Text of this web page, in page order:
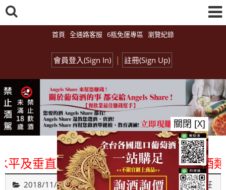
首頁 全通路客服 6瓶免運專區 瀏覽紀錄
會員登入(Sign In) | 註冊(Sign Up)
垂直整合、一次購足」各國進口酒類
2018/11/26【Monday Red 之 遇見葡萄牙古城貴族酒莊
關閉 [X]